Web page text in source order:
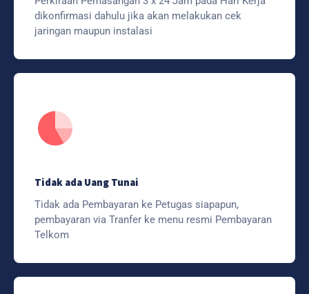
dikonfirmasi dahulu jika akan melakukan cek
jaringan maupun instalasi
Tidak ada Uang Tunai
Tidak ada Pembayaran ke Petugas siapapun,
pembayaran via Tranfer ke menu resmi Pembayaran
Telkom